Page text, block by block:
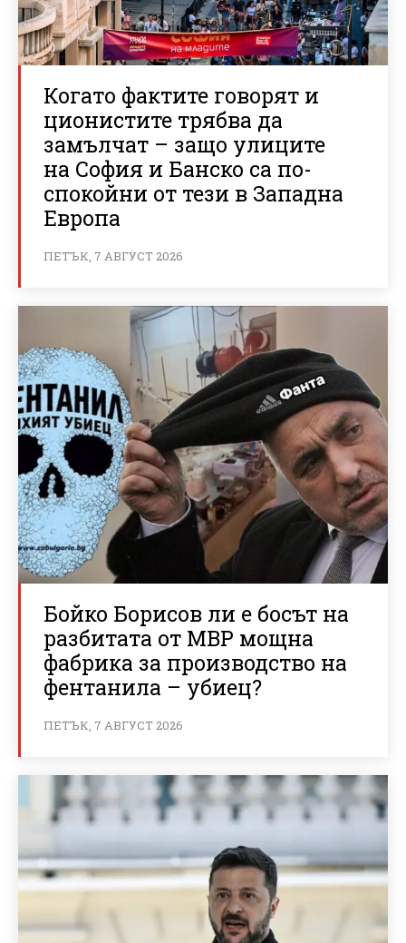
Когато фактите говорят и
ционистите трябва да
замълчат – защо улиците
на София и Банско са по-
спокойни от тези в Западна
Европа
ПЕТЪК, 7 АВГУСТ 2026
Бойко Борисов ли е босът на
разбитата от МВР мощна
фабрика за производство на
фентанила – убиец?
ПЕТЪК, 7 АВГУСТ 2026